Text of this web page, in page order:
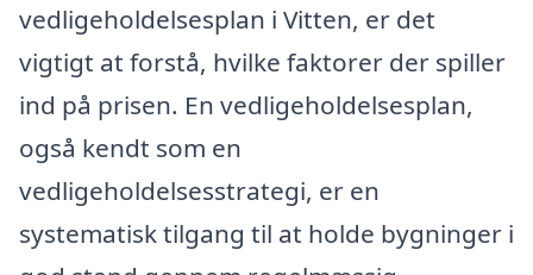
vedligeholdelsesplan i Vitten, er det
vigtigt at forstå, hvilke faktorer der spiller
ind på prisen. En vedligeholdelsesplan,
også kendt som en
vedligeholdelsesstrategi, er en
systematisk tilgang til at holde bygninger i